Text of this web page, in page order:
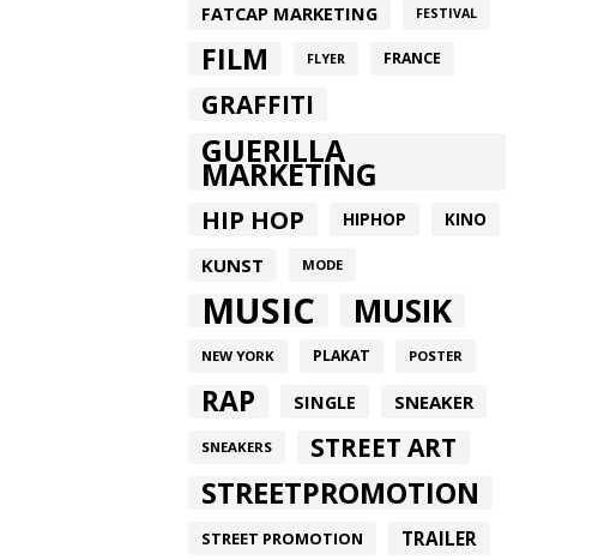
FATCAP MARKETING FESTIVAL
FILM FLYER FRANCE
GRAFFITI
GUERILLA
MARKETING
HIP HOP HIPHOP KINO
KUNST MODE
MUSIC MUSIK
NEW YORK PLAKAT POSTER
RAP SINGLE SNEAKER
SNEAKERS STREET ART
STREETPROMOTION
STREET PROMOTION TRAILER